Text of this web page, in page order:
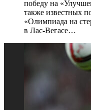
победу на
также известных
«Олимпиада на
в Лас‑Вегасе…